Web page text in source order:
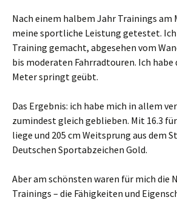
Nach einem halbem Jahr Trainings am
meine sportliche Leistung getestet.
Training gemacht, abgesehen vom
bis moderaten Fahrradtouren. Ich habe
Meter springt geübt.
Das Ergebnis: ich habe mich in allem
zumindest gleich geblieben. Mit 16.3
liege und 205 cm Weitsprung aus dem
Deutschen Sportabzeichen Gold.
Aber am schönsten waren für mich die
Trainings – die Fähigkeiten und